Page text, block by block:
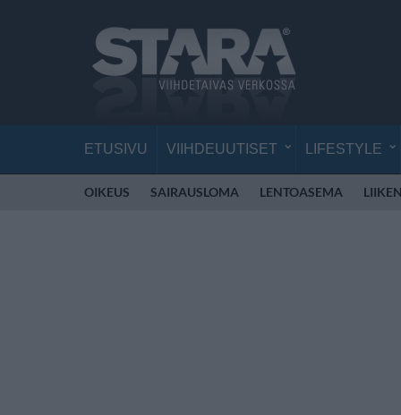
ETUSIVU VIIHDEUUTISET LIFESTYLE
OIKEUS SAIRAUSLOMA LENTOASEMA